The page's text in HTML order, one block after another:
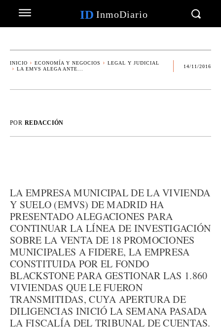
ID InmoDiario
INICIO ECONOMÍA Y NEGOCIOS
LEGAL Y JUDICIAL
LA EMVS ALEGA ANTE...
14/11/2016
POR REDACCIÓN
LA EMPRESA MUNICIPAL DE LA VIVIENDA
Y SUELO (EMVS) DE MADRID HA
PRESENTADO ALEGACIONES PARA
CONTINUAR LA LÍNEA DE INVESTIGACIÓN
SOBRE LA VENTA DE 18 PROMOCIONES
MUNICIPALES A FIDERE, LA EMPRESA
CONSTITUIDA POR EL FONDO
BLACKSTONE PARA GESTIONAR LAS 1.860
VIVIENDAS QUE LE FUERON
TRANSMITIDAS, CUYA APERTURA DE
DILIGENCIAS INICIÓ LA SEMANA PASADA
LA FISCALÍA DEL TRIBUNAL DE CUENTAS.